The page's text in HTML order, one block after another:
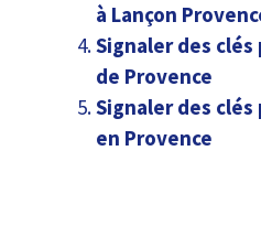
à Lançon
Signaler des clés
de Provence
Signaler des
en Provence